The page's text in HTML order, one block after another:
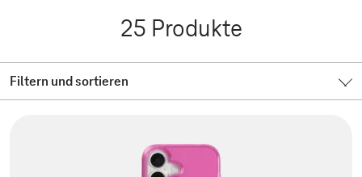
25 Produkte
Filtern und sortieren